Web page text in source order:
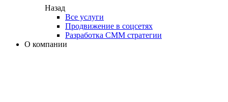
Назад
Все услуги
Продвижение в соцсетях
Разработка СММ стратегии
О компании